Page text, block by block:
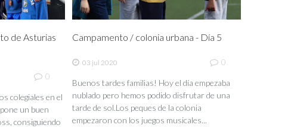
de Asturias
0
colegiales en el
un buen
consiguiendo
Campamento / colonia urbana - Día 5
03 jul 2020 0
Buenos tardes familias! Hoy el día empezaba
nublado pero hemos podido disfrutar de una
tarde de sol.Los peques de la colonia
empezaron con los juegos musicales...